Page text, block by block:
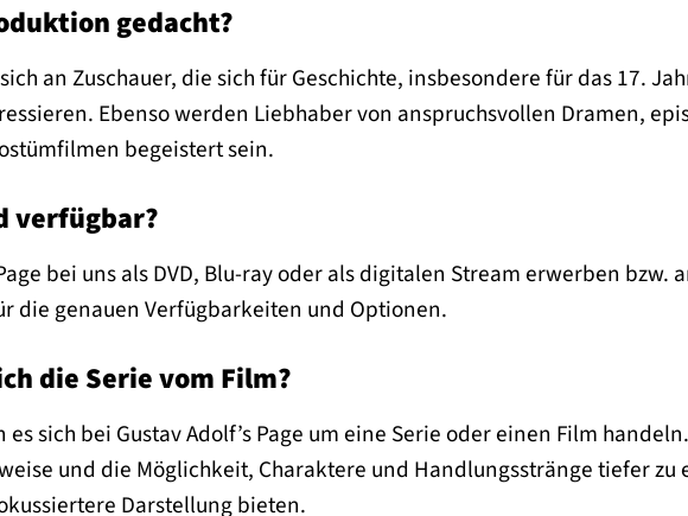
gedacht?
an Zuschauer, die sich für Geschichte, insbesondere für das 17.
Ebenso werden Liebhaber von anspruchsvollen Dramen,
begeistert sein.
verfügbar?
bei uns als DVD, Blu-ray oder als digitalen Stream erwerben bzw.
die genauen Verfügbarkeiten und Optionen.
die Serie vom Film?
sich bei Gustav Adolf’s Page um eine Serie oder einen Film
und die Möglichkeit, Charaktere und Handlungsstränge tiefer
Darstellung bieten.